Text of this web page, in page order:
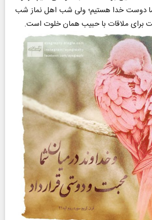
دوست خدا هستیم؛ ولی شب اهل نماز شب
برای ملاقات با حبیب همان خلوت است.